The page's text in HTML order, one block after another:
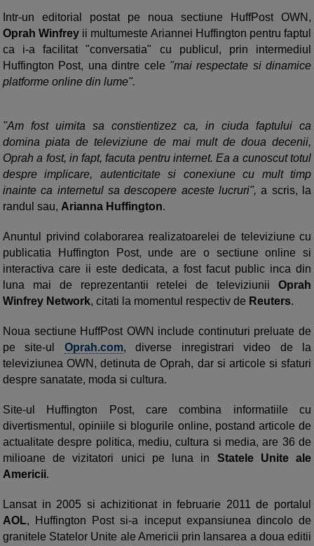
Intr-un editorial postat pe noua sectiune HuffPost OWN,
Oprah Winfrey ii multumeste Ariannei Huffington pentru faptul
ca i-a facilitat "conversatia" cu publicul, prin intermediul
Huffington Post, una dintre cele "mai respectate si dinamice
platforme online din lume".
"Am fost uimita sa constientizez ca, in ciuda faptului ca
domina piata de televiziune de mai mult de doua decenii,
Oprah a fost, in fapt, facuta pentru internet. Ea a cunoscut totul
despre implicare, autenticitate si conexiune cu mult timp
inainte ca internetul sa descopere aceste lucruri", a scris, la
randul sau, Arianna Huffington.
Anuntul privind colaborarea realizatoarelei de televiziune cu
publicatia Huffington Post, unde are o sectiune online si
interactiva care ii este dedicata, a fost facut public inca din
luna mai de reprezentantii retelei de televiziunii Oprah
Winfrey Network, citati la momentul respectiv de Reuters.
Noua sectiune HuffPost OWN include continuturi preluate de
pe site-ul Oprah.com, diverse inregistrari video de la
televiziunea OWN, detinuta de Oprah, dar si articole si sfaturi
despre sanatate, moda si cultura.
Site-ul Huffington Post, care combina informatiile cu
divertismentul, opiniile si blogurile online, postand articole de
actualitate despre politica, mediu, cultura si media, are 36 de
milioane de vizitatori unici pe luna in Statele Unite ale
Americii.
Lansat in 2005 si achizitionat in februarie 2011 de portalul
AOL, Huffington Post si-a inceput expansiunea dincolo de
granitele Statelor Unite ale Americii prin lansarea a doua editii